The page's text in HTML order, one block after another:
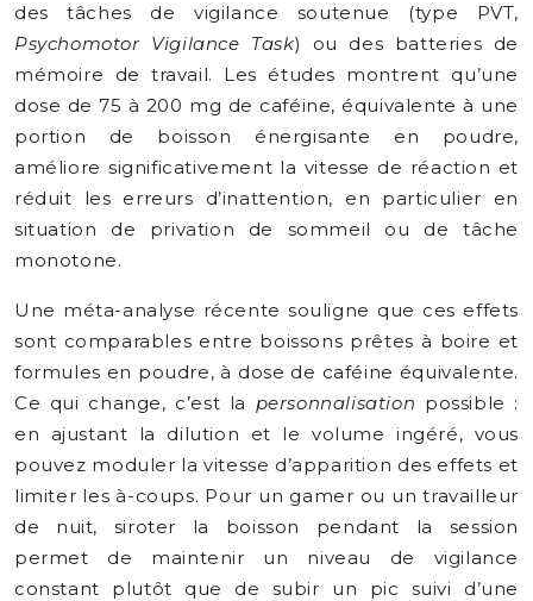
des tâches de vigilance soutenue (type PVT,
Psychomotor Vigilance Task) ou des batteries de
mémoire de travail. Les études montrent qu’une
dose de 75 à 200 mg de caféine, équivalente à une
portion de boisson énergisante en poudre,
améliore significativement la vitesse de réaction et
réduit les erreurs d’inattention, en particulier en
situation de privation de sommeil ou de tâche
monotone.
Une méta-analyse récente souligne que ces effets
sont comparables entre boissons prêtes à boire et
formules en poudre, à dose de caféine équivalente.
Ce qui change, c’est la personnalisation possible :
en ajustant la dilution et le volume ingéré, vous
pouvez moduler la vitesse d’apparition des effets et
limiter les à-coups. Pour un gamer ou un travailleur
de nuit, siroter la boisson pendant la session
permet de maintenir un niveau de vigilance
constant plutôt que de subir un pic suivi d’une